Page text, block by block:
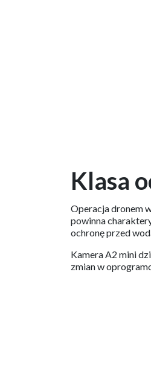
Klasa
Operacja dronem
powinna
ochronę przed
Kamera A2 mini
zmian w